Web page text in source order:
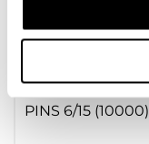
PINS 6/15 (10000)